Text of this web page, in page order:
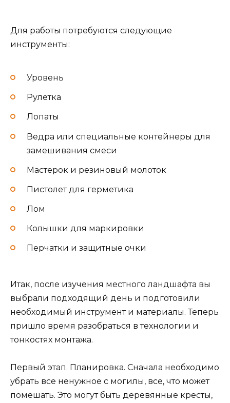
Для работы потребуются следующие
инструменты:
Уровень
Рулетка
Лопаты
Ведра или специальные контейнеры для
замешивания смеси
Мастерок и резиновый молоток
Пистолет для герметика
Лом
Колышки для маркировки
Перчатки и защитные очки
Итак, после изучения местного ландшафта вы
выбрали подходящий день и подготовили
необходимый инструмент и материалы. Теперь
пришло время разобраться в технологии и
тонкостях монтажа.
Первый этап. Планировка. Сначала необходимо
убрать все ненужное с могилы, все, что может
помешать. Это могут быть деревянные кресты,